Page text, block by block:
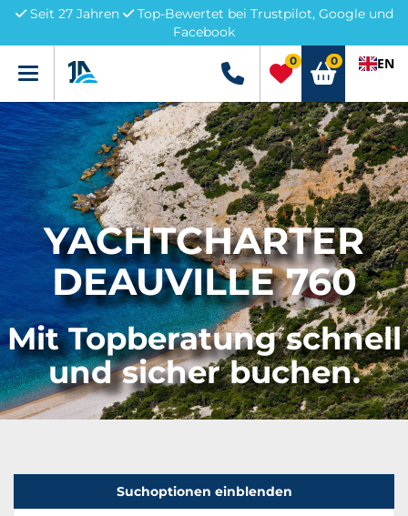
Seit 27 Jahren
Top-Bewertet bei Trustpilot, Google und
Facebook
Menü +49 5741 3222690
0 0 EN
YACHTCHARTER
DEAUVILLE 760
Mit Topberatung schnell
und sicher buchen.
Suchoptionen einblenden